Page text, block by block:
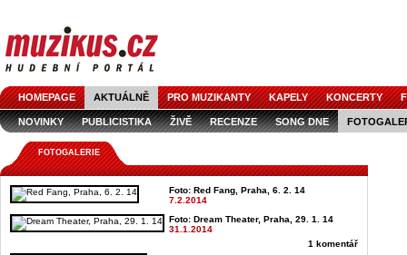
HOMEPAGE AKTUÁLNĚ PRO MUZIKANTY KAPELY KONCERTY
NOVINKY PUBLICISTIKA ŽIVĚ RECENZE SONG DNE
FOTOGALERIE
Foto: Red Fang, Praha, 6. 2. 14
7.2.2014
Foto: Dream Theater, Praha, 29. 1. 14
31.1.2014
1 komentář